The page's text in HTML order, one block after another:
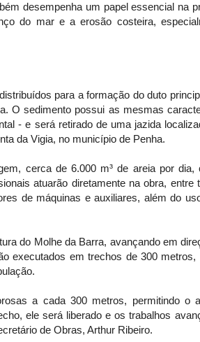
desempenha um papel essencial na
do mar e a erosão costeira,
para a formação do duto
O sedimento possui as mesmas
- e será retirado de uma jazida
da Vigia, no município de Penha.
cerca de 6.000 m³ de areia por
atuarão diretamente na obra, entre
de máquinas e auxiliares, além do
do Molhe da Barra, avançando em
executados em trechos de 300
a cada 300 metros, permitindo o
ele será liberado e os trabalhos
de Obras, Arthur Ribeiro.